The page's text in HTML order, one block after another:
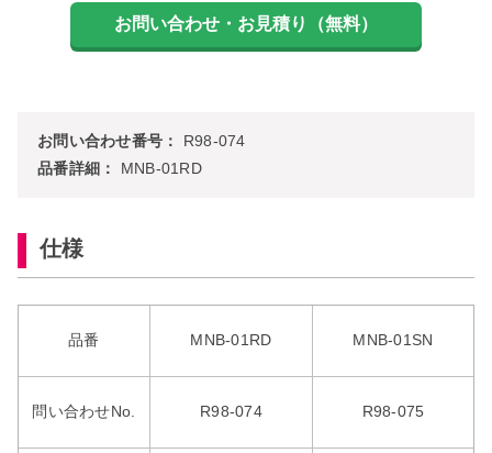
お問い合わせ番号：
R98-074
品番詳細：
MNB-01RD
仕様
品番 MNB-01RD MNB-01SN
問い合わせNo. R98-074 R98-075